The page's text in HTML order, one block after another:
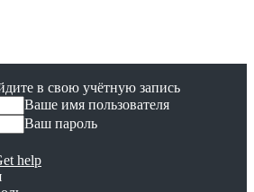
в свою учётную запись
Ваше имя пользователя
Ваш пароль
help